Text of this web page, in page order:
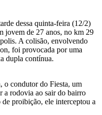
dessa quinta-feira (12/2)
jovem de 27 anos, no km 29
A colisão, envolvendo
foi provocada por uma
dupla contínua.
o condutor do Fiesta, um
a rodovia ao sair do bairro
proibição, ele interceptou a